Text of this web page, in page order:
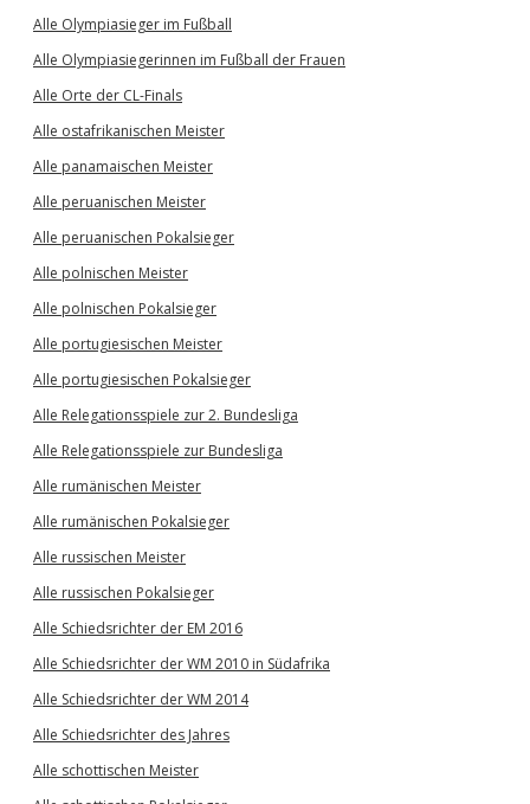
Alle Olympiasieger im Fußball
Alle Olympiasiegerinnen im Fußball der Frauen
Alle Orte der CL-Finals
Alle ostafrikanischen Meister
Alle panamaischen Meister
Alle peruanischen Meister
Alle peruanischen Pokalsieger
Alle polnischen Meister
Alle polnischen Pokalsieger
Alle portugiesischen Meister
Alle portugiesischen Pokalsieger
Alle Relegationsspiele zur 2. Bundesliga
Alle Relegationsspiele zur Bundesliga
Alle rumänischen Meister
Alle rumänischen Pokalsieger
Alle russischen Meister
Alle russischen Pokalsieger
Alle Schiedsrichter der EM 2016
Alle Schiedsrichter der WM 2010 in Südafrika
Alle Schiedsrichter der WM 2014
Alle Schiedsrichter des Jahres
Alle schottischen Meister